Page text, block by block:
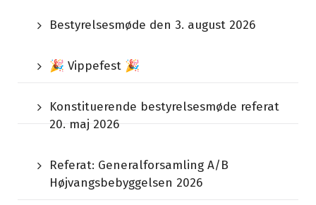
Bestyrelsesmøde den 3. august 2026
🎉 Vippefest 🎉
Konstituerende bestyrelsesmøde referat
20. maj 2026
Referat: Generalforsamling A/B
Højvangsbebyggelsen 2026